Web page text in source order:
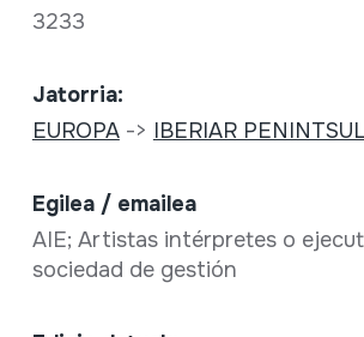
3233
Jatorria:
EUROPA-> IBERIAR
Egilea / emailea
AIE; Artistas intérpretes o
sociedad de gestión